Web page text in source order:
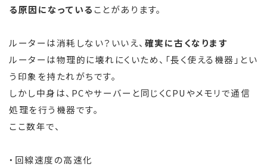
る原因になっていることがあります。
ルーターは消耗しない？いいえ、 確実に古くなります
ルーターは物理的に壊れにくいため、「長く使える機器」とい
う印象を持たれがちです。
しかし中身は、PCやサーバーと同じくCPUやメモリで通信
処理を行う機器です。
ここ数年で、
・回線速度の高速化